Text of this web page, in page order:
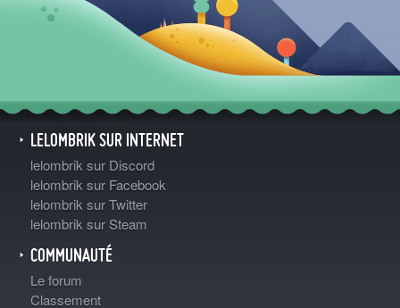
LELOMBRIK SUR INTERNET
lelombrik sur Discord
lelombrik sur Facebook
lelombrik sur Twitter
lelombrik sur Steam
COMMUNAUTÉ
Le forum
Classement